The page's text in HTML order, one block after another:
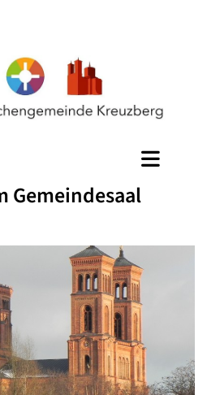
Gemeindesaal